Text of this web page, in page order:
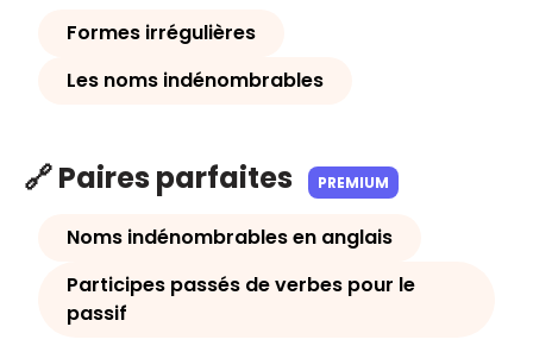
Formes irrégulières
Les noms indénombrables
🔗 Paires parfaites PREMIUM
Noms indénombrables en anglais
Participes passés de verbes pour le
passif